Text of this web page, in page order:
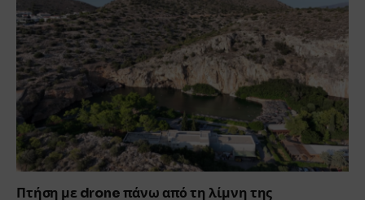
Πτήση με drone πάνω από τη λίμνη της